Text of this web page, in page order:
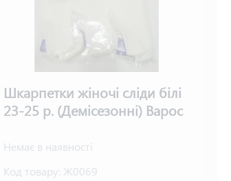
Шкарпетки жіночі сліди білі
23-25 р. (Демісезонні) Варос
Немає в наявності
Код товару: Ж0069